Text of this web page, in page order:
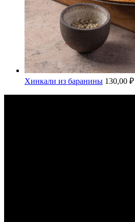
Хинкали из баранины 130,00 ₽